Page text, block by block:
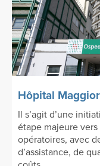
Hôpital
Il s’agit d’une
étape majeure
opératoires, avec
d’assistance, de